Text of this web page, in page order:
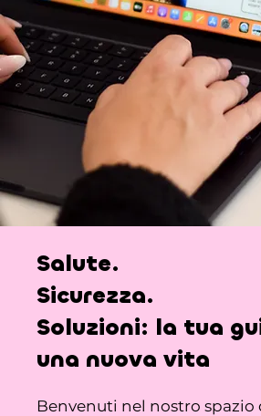
Salute.
Sicurezza.
Soluzioni: la tua
una nuova vita
Benvenuti nel nostro spazio